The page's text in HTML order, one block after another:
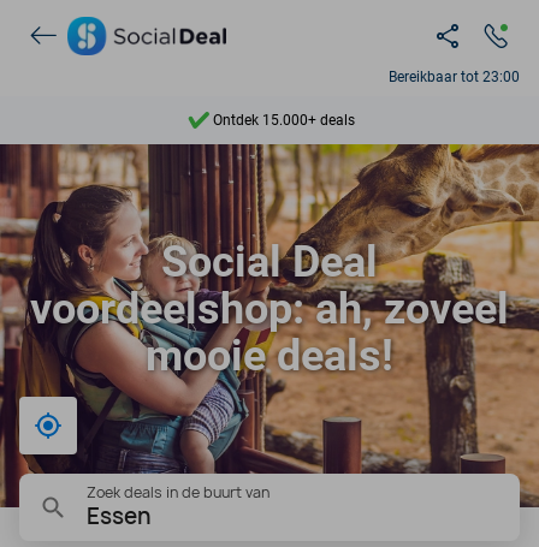
Bereikbaar tot 23:00
7 dagen per week beschikbaar
10+ miljoen leden
9,4
Ontdek 15.000+ deals
Social Deal
voordeelshop: ah, zoveel
mooie deals!
Bij mij in de buurt
Zoek deals in de buurt van
Essen